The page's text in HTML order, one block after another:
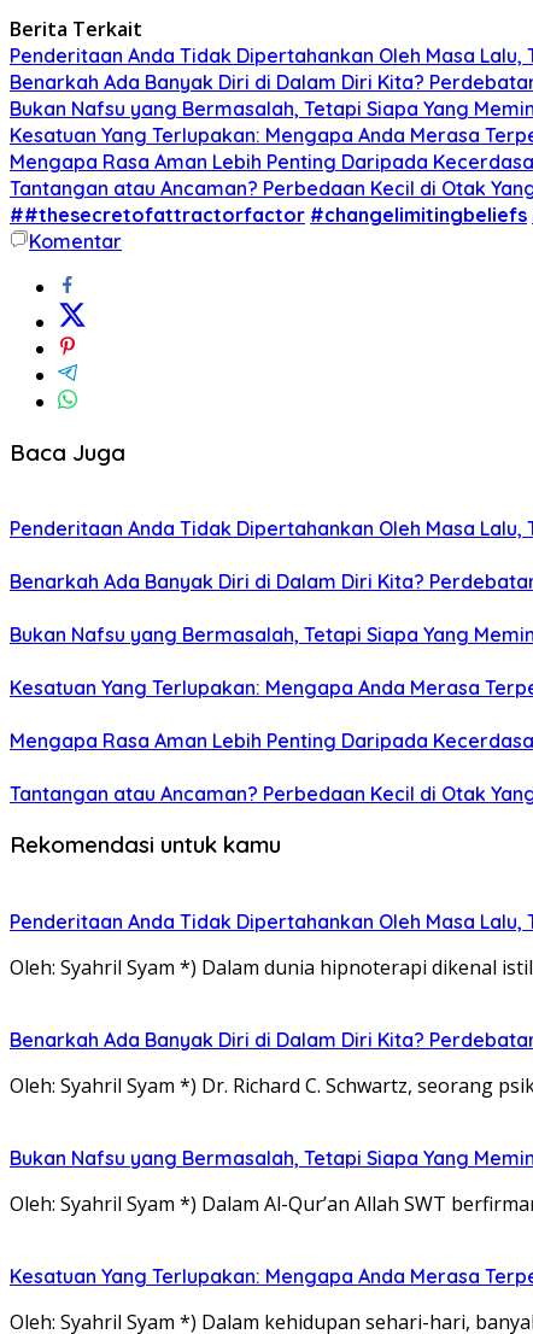
Berita Terkait
Penderitaan Anda Tidak Dipertahankan Oleh Masa
Benarkah Ada Banyak Diri di Dalam Diri Kita?
Bukan Nafsu yang Bermasalah, Tetapi Siapa Yang
Kesatuan Yang Terlupakan: Mengapa Anda Merasa
Mengapa Rasa Aman Lebih Penting Daripada
Tantangan atau Ancaman? Perbedaan Kecil di Otak
##thesecretofattractorfactor #changelimitingbeliefs
Komentar
Baca Juga
Penderitaan Anda Tidak Dipertahankan Oleh Masa
Benarkah Ada Banyak Diri di Dalam Diri Kita?
Bukan Nafsu yang Bermasalah, Tetapi Siapa Yang
Kesatuan Yang Terlupakan: Mengapa Anda Merasa
Mengapa Rasa Aman Lebih Penting Daripada
Tantangan atau Ancaman? Perbedaan Kecil di Otak
Rekomendasi untuk kamu
Penderitaan Anda Tidak Dipertahankan Oleh Masa
Oleh: Syahril Syam *) Dalam dunia hipnoterapi dikenal
Benarkah Ada Banyak Diri di Dalam Diri Kita?
Oleh: Syahril Syam *) Dr. Richard C. Schwartz, seorang
Bukan Nafsu yang Bermasalah, Tetapi Siapa Yang
Oleh: Syahril Syam *) Dalam Al-Qur’an Allah SWT
Kesatuan Yang Terlupakan: Mengapa Anda Merasa
Oleh: Syahril Syam *) Dalam kehidupan sehari-hari,